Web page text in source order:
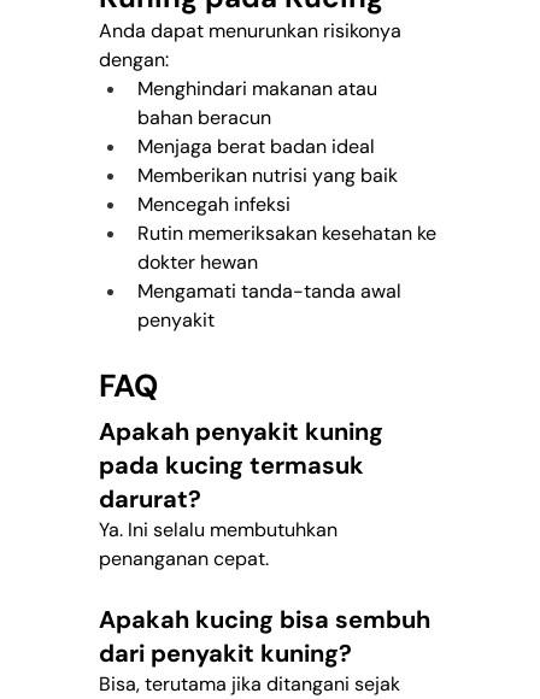
Anda dapat menurunkan risikonya
dengan:
Menghindari makanan atau
bahan beracun
Menjaga berat badan ideal
Memberikan nutrisi yang baik
Mencegah infeksi
Rutin memeriksakan kesehatan ke
dokter hewan
Mengamati tanda-tanda awal
penyakit
FAQ
Apakah penyakit kuning
pada kucing termasuk
darurat?
Ya. Ini selalu membutuhkan
penanganan cepat.
Apakah kucing bisa sembuh
dari penyakit kuning?
Bisa, terutama jika ditangani sejak